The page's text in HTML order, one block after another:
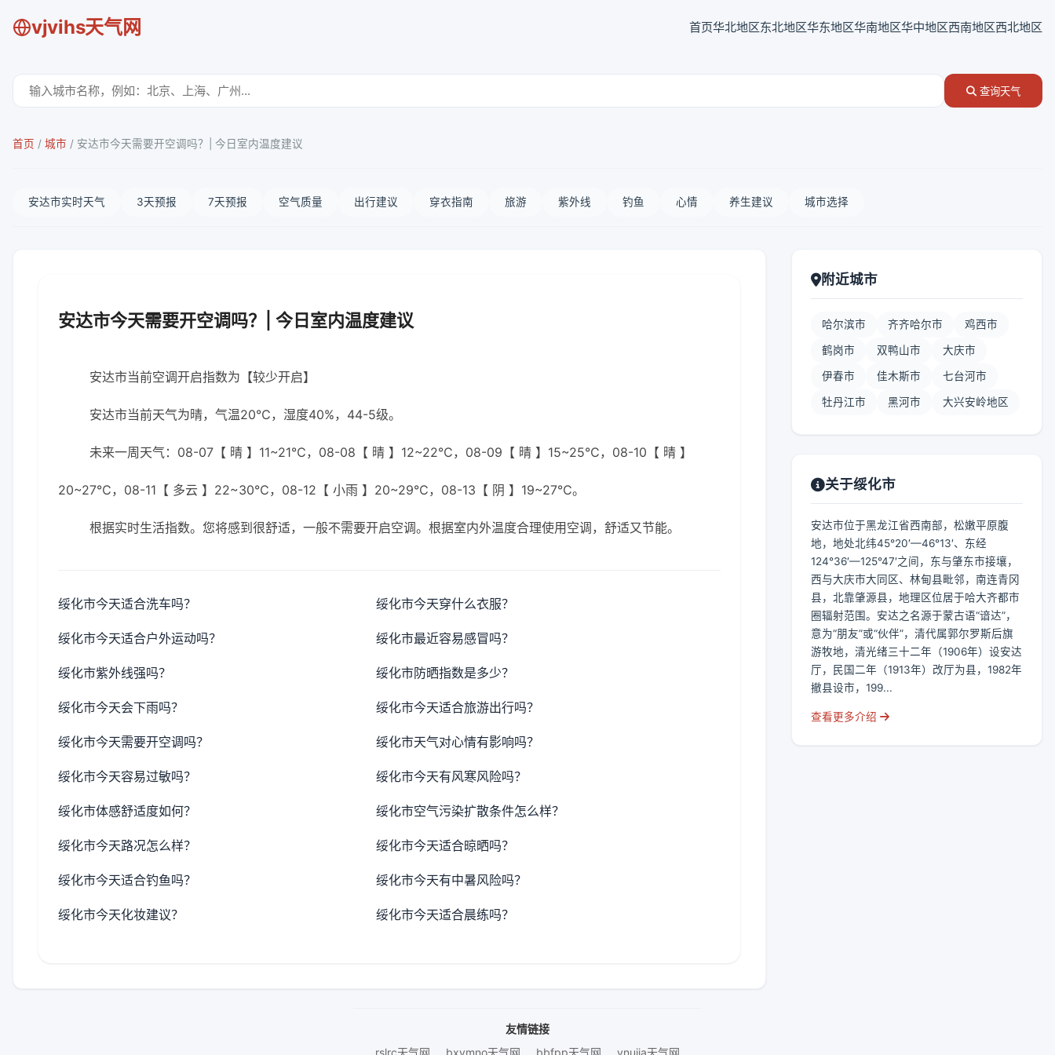
vjvihs天气网 首页华北地区东北地区华东地区华南地区华中地区西南地区西北地区
查询天气
首页 / 城市 / 安达市今天需要开空调吗？| 今日室内温度建议
安达市实时天气 3天预报 7天预报 空气质量 出行建议 穿衣指南 旅游 紫外线 钓鱼 心情 养生建议 城市选择
安达市今天需要开空调吗？| 今日室内温度建议
安达市当前空调开启指数为【较少开启】
安达市当前天气为晴，气温20℃，湿度40%，44-5级。
未来一周天气：08-07【 晴 】11~21℃，08-08【 晴 】12~22℃，08-09【 晴 】15~25℃，08-10【 晴 】
20~27℃，08-11【 多云 】22~30℃，08-12【 小雨 】20~29℃，08-13【 阴 】19~27℃。
根据实时生活指数。您将感到很舒适，一般不需要开启空调。根据室内外温度合理使用空调，舒适又节能。
绥化市今天适合洗车吗？ 绥化市今天穿什么衣服？
绥化市今天适合户外运动吗？ 绥化市最近容易感冒吗？
绥化市紫外线强吗？ 绥化市防晒指数是多少？
绥化市今天会下雨吗？ 绥化市今天适合旅游出行吗？
绥化市今天需要开空调吗？ 绥化市天气对心情有影响吗？
绥化市今天容易过敏吗？ 绥化市今天有风寒风险吗？
绥化市体感舒适度如何？ 绥化市空气污染扩散条件怎么样？
绥化市今天路况怎么样？ 绥化市今天适合晾晒吗？
绥化市今天适合钓鱼吗？ 绥化市今天有中暑风险吗？
绥化市今天化妆建议？ 绥化市今天适合晨练吗？
附近城市
哈尔滨市 齐齐哈尔市 鸡西市
鹤岗市 双鸭山市 大庆市
伊春市 佳木斯市 七台河市
牡丹江市 黑河市 大兴安岭地区
关于绥化市
安达市位于黑龙江省西南部，松嫩平原腹
地，地处北纬45°20′—46°13′、东经
124°36′—125°47′之间，东与肇东市接壤，
西与大庆市大同区、林甸县毗邻，南连青冈
县，北靠肇源县，地理区位居于哈大齐都市
圈辐射范围。安达之名源于蒙古语“谙达”，
意为“朋友”或“伙伴”，清代属郭尔罗斯后旗
游牧地，清光绪三十二年（1906年）设安达
厅，民国二年（1913年）改厅为县，1982年
撤县设市，199...
查看更多介绍
友情链接
rslrc天气网
bxymno天气网 bbfpp天气网 vnujja天气网